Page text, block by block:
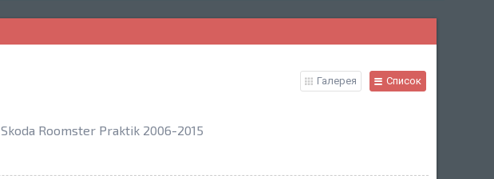
Галерея Список
Roomster Praktik 2006-2015